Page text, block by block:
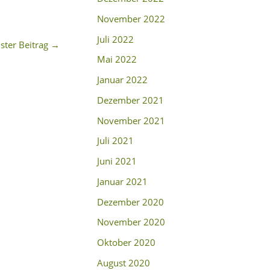
Beitrag →
November 2022
Juli 2022
Mai 2022
Januar 2022
Dezember 2021
November 2021
Juli 2021
Juni 2021
Januar 2021
Dezember 2020
November 2020
Oktober 2020
August 2020